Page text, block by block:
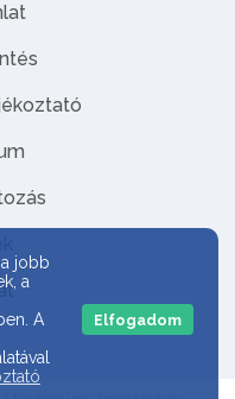
jobb
a
A
Elfogadom